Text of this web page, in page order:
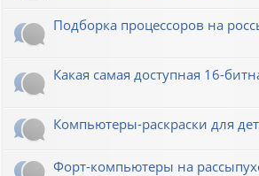
Подборка процессоров на
Какая самая доступная 16-
Компьютеры-раскраски для
Форт-компьютеры на